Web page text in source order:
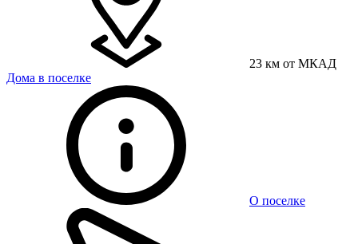
23 км от МКАД
Дома в поселке
О поселке